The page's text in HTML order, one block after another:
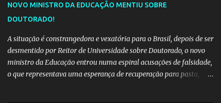
NOVO MINISTRO DA EDUCAÇÃO MENTIU SOBRE
DOUTORADO!
A situação é constrangedora e vexatória para o Brasil, depois de ser
desmentido por Reitor de Universidade sobre Doutorado, o novo
ministro da Educação entrou numa espiral acusações de falsidade,
o que representava uma esperança de recuperação para pasta,